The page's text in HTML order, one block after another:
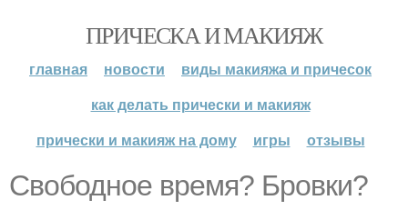
ПРИЧЕСКА И МАКИЯЖ
главная новости
виды макияжа и причесок
как делать прически и макияж
прически и макияж на дому
игры отзывы
Свободное время? Бровки?